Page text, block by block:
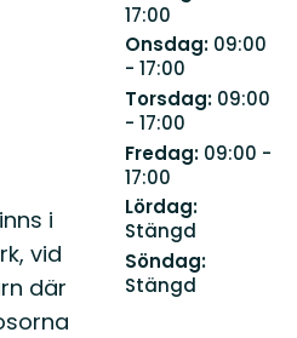
i
vid
där
17:00
Onsdag:09:00
- 17:00
Torsdag:09:00
- 17:00
Fredag:09:00 -
17:00
Lördag:
Stängd
Söndag:
Stängd